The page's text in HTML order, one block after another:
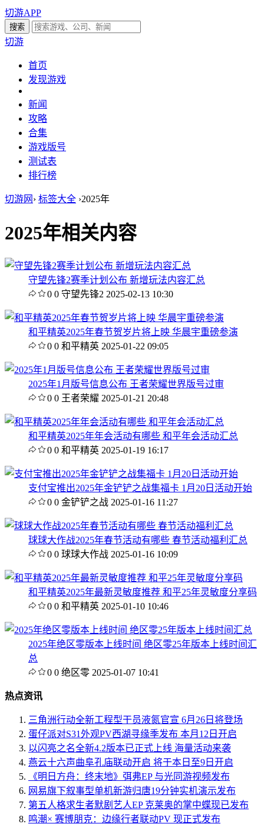
切游APP
切游
首页
发现游戏
新闻
攻略
合集
游戏版号
测试表
排行榜
切游网 › 标签大全 ›2025年
2025年相关内容
守望先锋2赛季计划公布 新增玩法内容汇总
0 0 守望先锋2 2025-02-13 10:30
和平精英2025年春节贺岁片将上映 华晨宇重磅参演
0 0 和平精英 2025-01-22 09:05
2025年1月版号信息公布 王者荣耀世界版号过审
0 0 王者荣耀 2025-01-21 20:48
和平精英2025年年会活动有哪些 和平年会活动汇总
0 0 和平精英 2025-01-19 16:17
支付宝推出2025年金铲铲之战集福卡 1月20日活动开始
0 0 金铲铲之战 2025-01-16 11:27
球球大作战2025年春节活动有哪些 春节活动福利汇总
0 0 球球大作战 2025-01-16 10:09
和平精英2025年最新灵敏度推荐 和平25年灵敏度分享码
0 0 和平精英 2025-01-10 10:46
2025年绝区零版本上线时间 绝区零25年版本上线时间汇
总
0 0 绝区零 2025-01-07 10:41
热点资讯
三角洲行动全新工程型干员液氮官宣 6月26日将登场
蛋仔派对S31外观PV西湖寻缘季发布 本月12日开启
以闪亮之名全新4.2版本已正式上线 海量活动来袭
燕云十六声曲阜孔庙联动开启 将于本日至9日开启
《明日方舟：终末地》弭弗EP 与光同游视频发布
网易旗下叙事型单机新游归唐19分钟实机演示发布
第五人格求生者默剧艺人EP 克莱奥的掌中蝶现已发布
鸣潮× 赛博朋克：边缘行者联动PV 现正式发布